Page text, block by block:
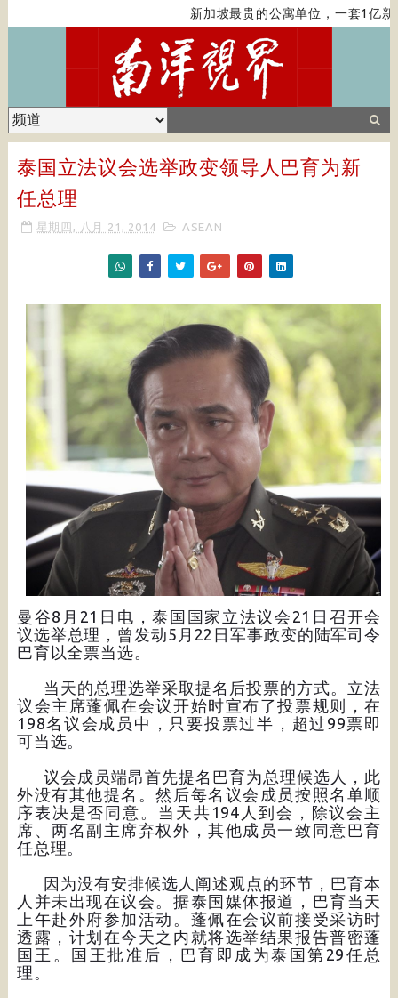
新加坡最贵的公寓单位，一套1亿新
泰国立法议会选举政变领导人巴育为新
任总理
星期四, 八月 21, 2014 ASEAN
曼谷8月21日电，泰国国家立法议会21日召开会
议选举总理，曾发动5月22日军事政变的陆军司令
巴育以全票当选。
当天的总理选举采取提名后投票的方式。立法
议会主席蓬佩在会议开始时宣布了投票规则，在
198名议会成员中，只要投票过半，超过99票即
可当选。
议会成员端昂首先提名巴育为总理候选人，此
外没有其他提名。然后每名议会成员按照名单顺
序表决是否同意。当天共194人到会，除议会主
席、两名副主席弃权外，其他成员一致同意巴育
任总理。
因为没有安排候选人阐述观点的环节，巴育本
人并未出现在议会。据泰国媒体报道，巴育当天
上午赴外府参加活动。蓬佩在会议前接受采访时
透露，计划在今天之内就将选举结果报告普密蓬
国王。国王批准后，巴育即成为泰国第29任总
理。